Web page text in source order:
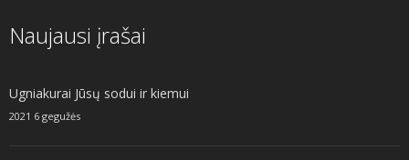
Naujausi įrašai
Ugniakurai Jūsų sodui ir kiemui
2021 6 gegužės